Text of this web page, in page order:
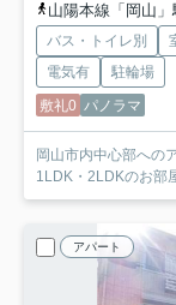
山陽本線「岡山
バス・トイレ別
電気有
駐輪場
敷礼0 パノラマ
岡山市内中心部への
1LDK・2LDKのお部
アパート